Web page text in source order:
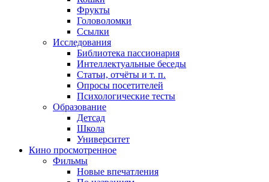
Фрукты
Головоломки
Ссылки
Исследования
Библиотека пассионария
Интеллектуальные беседы
Статьи, отчёты и т. п.
Опросы посетителей
Психологические тесты
Образование
Детсад
Школа
Университет
Кино просмотренное
Фильмы
Новые впечатления